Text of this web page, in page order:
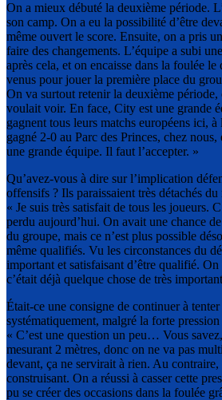
On a mieux débuté la deuxième période.
son camp. On a eu la possibilité d’être
même ouvert le score. Ensuite, on a pris
faire des changements. L’équipe a subi
après cela, et on encaisse dans la foulée
venus pour jouer la première place du
On va surtout retenir la deuxième période,
voulait voir. En face, City est une grande
gagnent tous leurs matchs européens ici,
gagné 2-0 au Parc des Princes, chez
une grande équipe. Il faut l’accepter. »
Qu’avez-vous à dire sur l’implication
offensifs ? Ils paraissaient très détachés du
« Je suis très satisfait de tous les joueurs.
perdu aujourd’hui. On avait une chance
du groupe, mais ce n’est plus possible
même qualifiés. Vu les circonstances du
important et satisfaisant d’être qualifié.
c’était déjà quelque chose de très
Était-ce une consigne de continuer à
systématiquement, malgré la forte pression
« C’est une question un peu… Vous
mesurant 2 mètres, donc on ne va pas
devant, ça ne servirait à rien. Au contraire,
construisant. On a réussi à casser cette
pu se créer des occasions dans la foulée